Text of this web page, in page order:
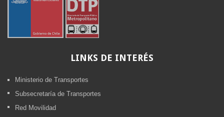
LINKS DE INTERÉS
Ministerio de Transportes
Subsecretaría de Transportes
Red Movilidad